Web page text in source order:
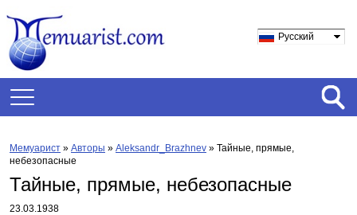
Русский
Мемуарист » Авторы » Aleksandr_Brazhnev » Тайные, прямые,
небезопасные
Тайные, прямые, небезопасные
23.03.1938